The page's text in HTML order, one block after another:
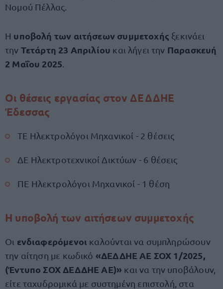
Νομού Πέλλας.
Η υποβολή των αιτήσεων συμμετοχής ξεκινάει
την Τετάρτη 23 Απριλίου και λήγει την Παρασκευή
2 Μαΐου 2025
Οι θέσεις εργασίας στον ΔΕΔΔΗΕ
Έδεσσας
ΤΕ Ηλεκτρολόγοι Μηχανικοί - 2 θέσεις
ΔΕ Ηλεκτροτεχνικοί Δικτύων - 6 θέσεις
ΠΕ Ηλεκτρολόγοι Μηχανικοί - 1 θέση
Η υποβολή των αιτήσεων συμμετοχής
Οι ενδιαφερόμενοι καλούνται να συμπληρώσουν
την αίτηση με κωδικό «ΔΕΔΔΗΕ ΑΕ ΣΟΧ 1/2025,
(Έντυπο ΣΟΧ ΔΕΔΔΗΕ ΑΕ)» και να την υποβάλουν,
είτε ταχυδρομικά με συστημένη επιστολή, στα